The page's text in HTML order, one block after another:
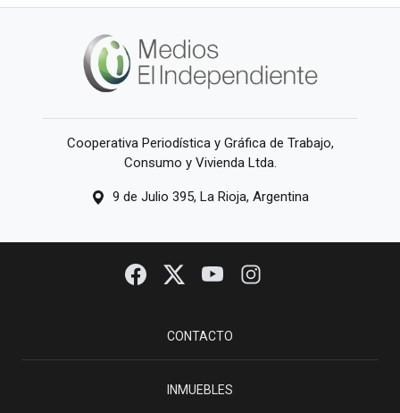
Cooperativa Periodística y Gráfica de Trabajo,
Consumo y Vivienda Ltda.
9 de Julio 395, La Rioja, Argentina
CONTACTO
INMUEBLES